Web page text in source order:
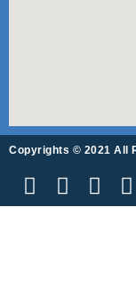
Copyrights © 2021 All